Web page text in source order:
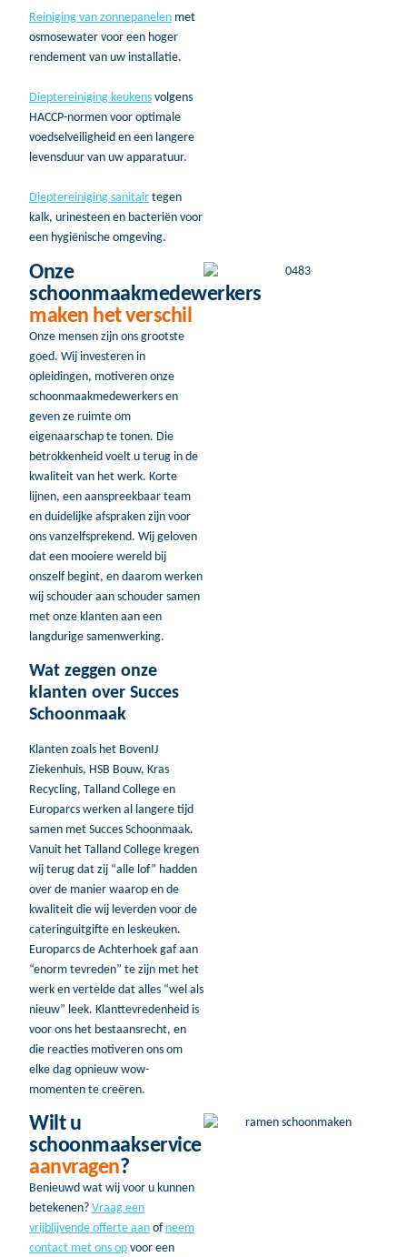
Reiniging van zonnepanelen met
osmosewater voor een hoger
rendement van uw installatie.
Dieptereiniging keukens volgens
HACCP-normen voor optimale
voedselveiligheid en een langere
levensduur van uw apparatuur.
Dieptereiniging sanitair tegen
kalk, urinesteen en bacteriën voor
een hygiënische omgeving.
Onze
schoonmaakmedewerkers
maken het verschil
Onze mensen zijn ons grootste
goed. Wij investeren in
opleidingen, motiveren onze
schoonmaakmedewerkers en
geven ze ruimte om
eigenaarschap te tonen. Die
betrokkenheid voelt u terug in de
kwaliteit van het werk. Korte
lijnen, een aanspreekbaar team
en duidelijke afspraken zijn voor
ons vanzelfsprekend. Wij geloven
dat een mooiere wereld bij
onszelf begint, en daarom werken
wij schouder aan schouder samen
met onze klanten aan een
langdurige samenwerking.
Wat zeggen onze
klanten over Succes
Schoonmaak
Klanten zoals het BovenIJ
Ziekenhuis, HSB Bouw, Kras
Recycling, Talland College en
Europarcs werken al langere tijd
samen met Succes Schoonmaak.
Vanuit het Talland College kregen
wij terug dat zij “alle lof” hadden
over de manier waarop en de
kwaliteit die wij leverden voor de
cateringuitgifte en leskeuken.
Europarcs de Achterhoek gaf aan
“enorm tevreden” te zijn met het
werk en vertelde dat alles “wel als
nieuw” leek. Klanttevredenheid is
voor ons het bestaansrecht, en
die reacties motiveren ons om
elke dag opnieuw wow-
momenten te creëren.
Wilt u
schoonmaakservice
aanvragen?
Benieuwd wat wij voor u kunnen
betekenen? Vraag een
vrijblijvende offerte aan of neem
contact met ons op voor een